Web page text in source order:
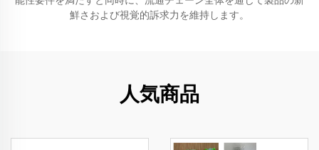
鮮さおよび視覚的訴求力を維持します。
人気商品